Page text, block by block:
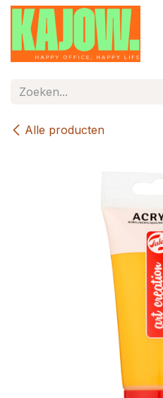
Overslaan naar inhoud
Alle producten